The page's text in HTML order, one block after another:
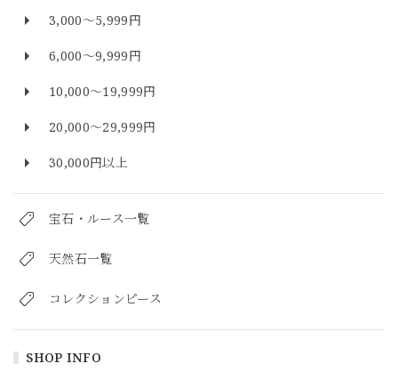
3,000～5,999円
6,000～9,999円
10,000～19,999円
20,000～29,999円
30,000円以上
宝石・ルース一覧
天然石一覧
コレクションピース
SHOP INFO